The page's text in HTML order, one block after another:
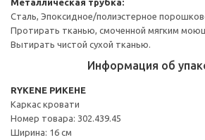
Сталь, Эпоксидное/полиэстерное
Протирать тканью, смоченной мягким
Вытирать чистой сухой тканью.
Информация об
RYKENE РИКЕНЕ
Каркас кровати
Номер товара: 302.439.45
Ширина: 16 см